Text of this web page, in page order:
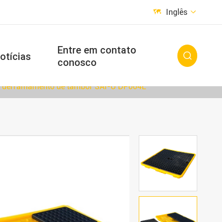
 Inglês 
Entre em contato
conosco

derramamento de tambor SAI-U DP004L